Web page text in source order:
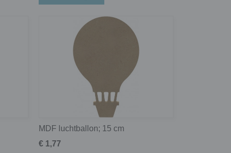
MDF luchtballon; 15 cm
€ 1,77